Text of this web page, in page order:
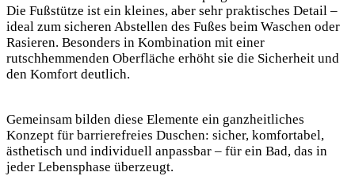
Die Fußstütze ist ein kleines, aber sehr praktisches Detail –
ideal zum sicheren Abstellen des Fußes beim Waschen oder
Rasieren. Besonders in Kombination mit einer
rutschhemmenden Oberfläche erhöht sie die Sicherheit und
den Komfort deutlich.
Gemeinsam bilden diese Elemente ein ganzheitliches
Konzept für barrierefreies Duschen: sicher, komfortabel,
ästhetisch und individuell anpassbar – für ein Bad, das in
jeder Lebensphase überzeugt.